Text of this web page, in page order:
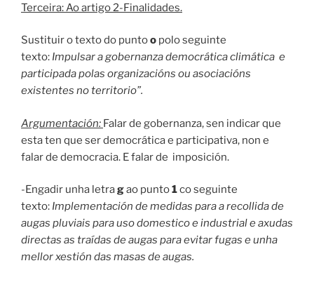
Terceira: Ao artigo 2-Finalidades.
Sustituir o texto do puntoo polo seguinte
texto: Impulsar a gobernanza democrática climática e
participada polas organizacións ou asociacións
existentes no territorio”.
Argumentación: Falar de gobernanza, sen indicar que
esta ten que ser democrática e participativa, non e
falar de democracia. E falar de imposición.
-Engadir unha letragao punto1co seguinte
texto: Implementación de medidas para a recollida de
augas pluviais para uso domestico e industrial e axudas
directas as traídas de augas para evitar fugas e unha
mellor xestión das masas de augas.